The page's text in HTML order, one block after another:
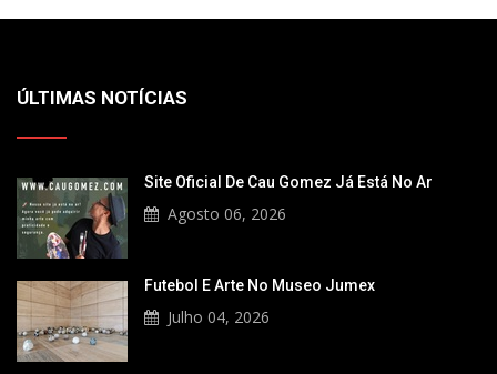
ÚLTIMAS NOTÍCIAS
Site Oficial De Cau Gomez Já Está No Ar
Agosto 06, 2026
Futebol E Arte No Museo Jumex
Julho 04, 2026